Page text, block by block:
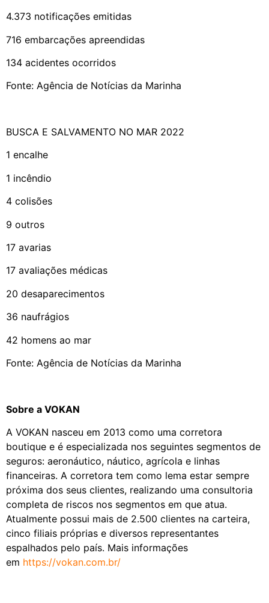
4.373 notificações emitidas
716 embarcações apreendidas
134 acidentes ocorridos
Fonte: Agência de Notícias da Marinha
BUSCA E SALVAMENTO NO MAR 2022
1 encalhe
1 incêndio
4 colisões
9 outros
17 avarias
17 avaliações médicas
20 desaparecimentos
36 naufrágios
42 homens ao mar
Fonte: Agência de Notícias da Marinha
Sobre a VOKAN
A VOKAN nasceu em 2013 como uma corretora
boutique e é especializada nos seguintes segmentos de
seguros: aeronáutico, náutico, agrícola e linhas
financeiras. A corretora tem como lema estar sempre
próxima dos seus clientes, realizando uma consultoria
completa de riscos nos segmentos em que atua.
Atualmente possui mais de 2.500 clientes na carteira,
cinco filiais próprias e diversos representantes
espalhados pelo país. Mais informações
em https://vokan.com.br/